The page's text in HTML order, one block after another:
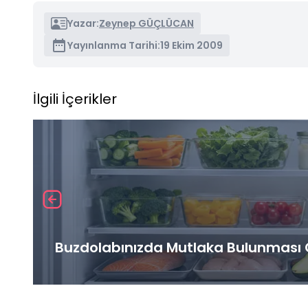
Yazar:Zeynep GÜÇLÜCAN
Yayınlanma Tarihi:19 Ekim 2009
İlgili İçerikler
Buzdolabınızda Mutlaka Bulunması